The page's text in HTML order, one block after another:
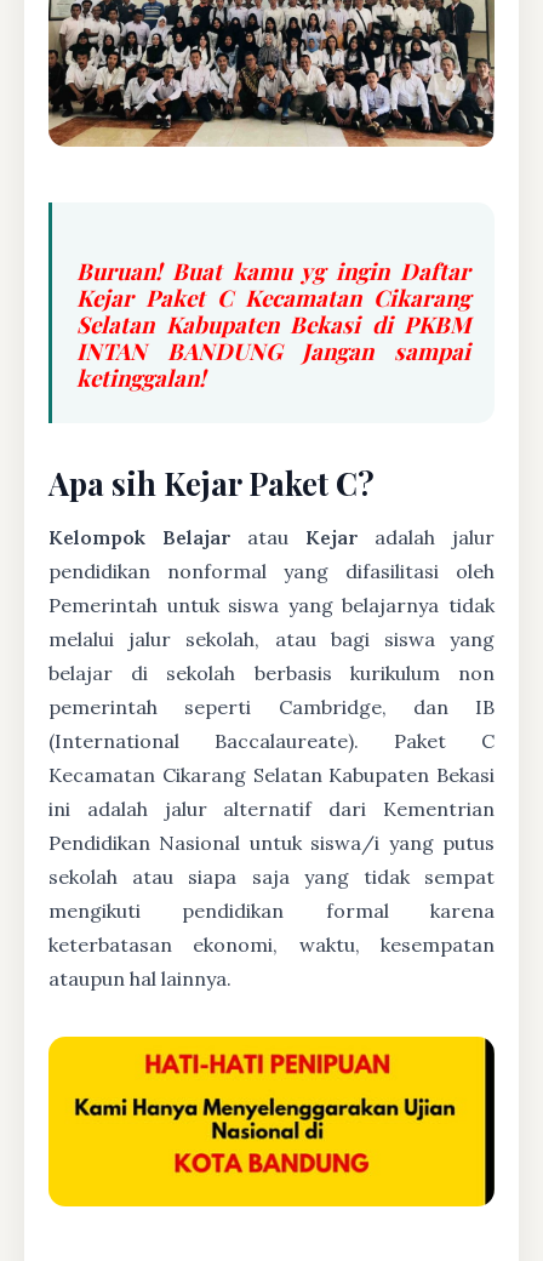
Buruan! Buat kamu yg ingin Daftar
Kejar Paket C Kecamatan Cikarang
Selatan Kabupaten Bekasi di PKBM
INTAN BANDUNG Jangan sampai
ketinggalan!
Apa sih Kejar Paket C?
Kelompok Belajar atau Kejar adalah jalur
pendidikan nonformal yang difasilitasi oleh
Pemerintah untuk siswa yang belajarnya tidak
melalui jalur sekolah, atau bagi siswa yang
belajar di sekolah berbasis kurikulum non
pemerintah seperti Cambridge, dan IB
(International Baccalaureate). Paket C
Kecamatan Cikarang Selatan Kabupaten Bekasi
ini adalah jalur alternatif dari Kementrian
Pendidikan Nasional untuk siswa/i yang putus
sekolah atau siapa saja yang tidak sempat
mengikuti pendidikan formal karena
keterbatasan ekonomi, waktu, kesempatan
ataupun hal lainnya.